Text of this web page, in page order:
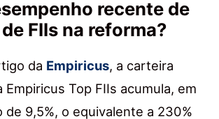
recente de
FIIs na reforma?
da Empiricus, a carteira
Empiricus Top FIIs acumula, em
9,5%, o equivalente a 230%